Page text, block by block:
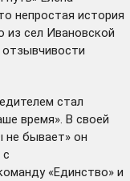
непростая история
из сел Ивановской
стал
время». В своей
не бывает» он
«Единство» и